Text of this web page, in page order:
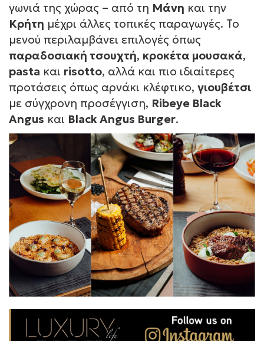
γωνιά της χώρας – από τη Μάνη και την
Κρήτη μέχρι άλλες τοπικές παραγωγές. Το
μενού περιλαμβάνει επιλογές όπως
παραδοσιακή τσουχτή, κροκέτα μουσακά,
pasta και risotto, αλλά και πιο ιδιαίτερες
προτάσεις όπως αρνάκι κλέφτικο, γιουβέτσι
με σύγχρονη προσέγγιση, Ribeye Black
Angus και Black Angus Burger.